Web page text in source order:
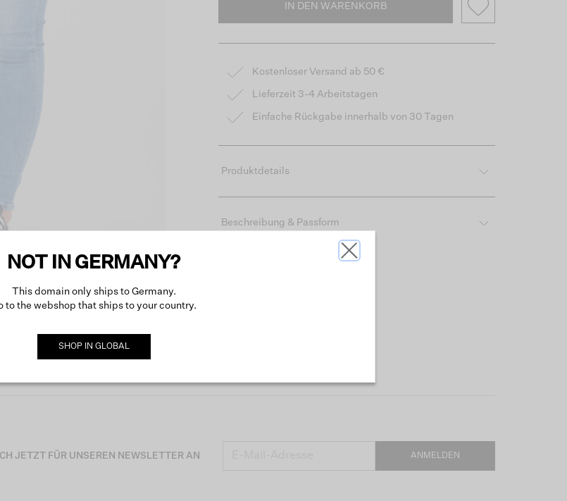
IN DEN WARENKORB
Kostenloser Versand ab 50 €
Lieferzeit 3-4 Arbeitstagen
Einfache Rückgabe innerhalb von 30 Tagen
Produktdetails
Beschreibung & Passform
JETZT FÜR UNSEREN NEWSLETTER AN ANMELDEN
NOT IN GERMANY?
This domain only ships to Germany.
to the webshop that ships to your country.
SHOP IN GLOBAL